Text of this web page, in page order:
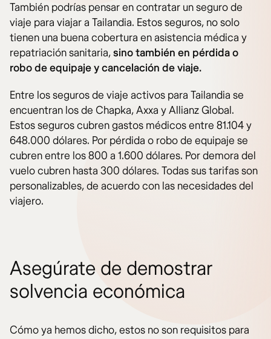
También podrías pensar en contratar un seguro de
viaje para viajar a Tailandia. Estos seguros, no solo
tienen una buena cobertura en asistencia médica y
repatriación sanitaria,sino también en pérdida o
robo de equipaje y cancelación de viaje.
Entre los seguros de viaje activos para Tailandia se
encuentran los de Chapka, Axxa y Allianz Global.
Estos seguros cubren gastos médicos entre 81.104 y
648.000 dólares. Por pérdida o robo de equipaje se
cubren entre los 800 a 1.600 dólares. Por demora del
vuelo cubren hasta 300 dólares. Todas sus tarifas son
personalizables, de acuerdo con las necesidades del
viajero.
Asegúrate de demostrar
solvencia económica
Cómo ya hemos dicho, estos no son requisitos para